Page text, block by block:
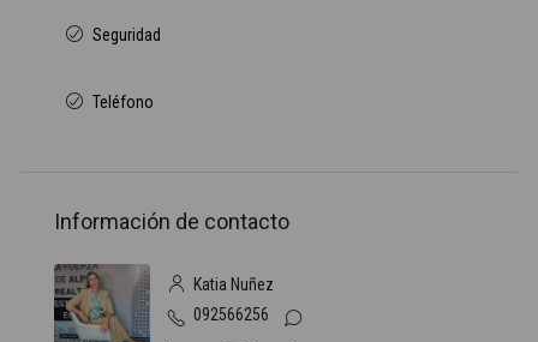
Seguridad
Teléfono
Información de contacto
Katia Nuñez
092566256